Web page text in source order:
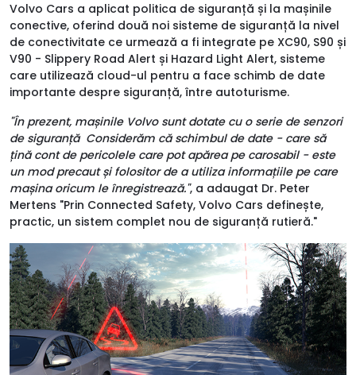
Volvo Cars a aplicat politica de siguranță și la mașinile
conective, oferind două noi sisteme de siguranță la nivel
de conectivitate ce urmează a fi integrate pe XC90, S90 și
V90 - Slippery Road Alert și Hazard Light Alert, sisteme
care utilizează cloud-ul pentru a face schimb de date
importante despre siguranță, între autoturisme.
"În prezent, mașinile Volvo sunt dotate cu o serie de senzori
de siguranță Considerăm că schimbul de date - care să
țină cont de pericolele care pot apărea pe carosabil - este
un mod precaut și folositor de a utiliza informațiile pe care
mașina oricum le înregistrează.", a adaugat Dr. Peter
Mertens "Prin Connected Safety, Volvo Cars definește,
practic, un sistem complet nou de siguranță rutieră."